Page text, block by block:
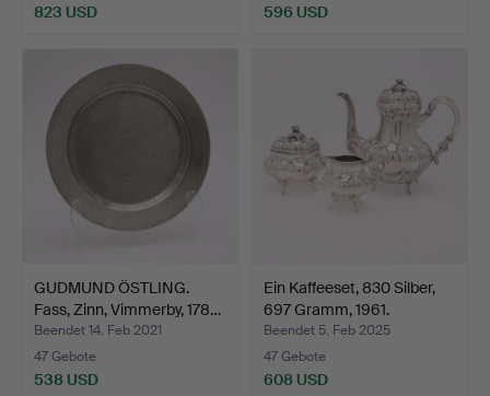
823 USD 596 USD
GUDMUND ÖSTLING.
Fass, Zinn, Vimmerby, 178…
Beendet 14. Feb 2021
47 Gebote
538 USD
Ein Kaffeeset, 830 Silber,
697 Gramm, 1961.
Beendet 5. Feb 2025
47 Gebote
608 USD